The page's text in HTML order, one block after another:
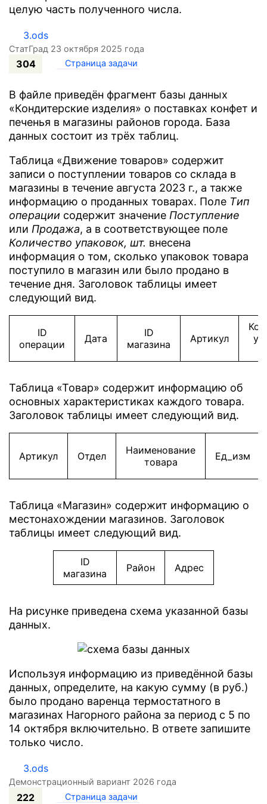
целую часть полученного числа.
3.ods
СтатГрад 23 октября 2025 года
304
В файле приведён фрагмент базы данных
«Кондитерские изделия» о поставках конфет и
печенья в магазины районов города. База
данных состоит из трёх таблиц.
Таблица «Движение товаров» содержит
записи о поступлении товаров со склада в
магазины в течение августа 2023 г., а также
информацию о проданных товарах. Поле Tип
операции содержит значение Поступление
или Продажа, а в соответствующее поле
Количество упаковок, шт. внесена
информация о том, сколько упаковок товара
поступило в магазин или было продано в
течение дня. Заголовок таблицы имеет
следующий вид.
ID
операции
Дата
ID
магазина
Артикул
Таблица «Товар» содержит информацию об
основных характеристиках каждого товара.
Заголовок таблицы имеет следующий вид.
Артикул Отдел
Наименование
товара
Ед_изм
Таблица «Магазин» содержит информацию о
местонахождении магазинов. Заголовок
таблицы имеет следующий вид.
ID
магазина
Район Адрес
На рисунке приведена схема указанной базы
данных.
Используя информацию из приведённой базы
данных, определите, на какую сумму (в руб.)
было продано варенца термостатного в
магазинах Нагорного района за период с 5 по
14 октября включительно. В ответе запишите
только число.
3.ods
Демонстрационный вариант 2026 года
Страница задачи
222 Страница задачи